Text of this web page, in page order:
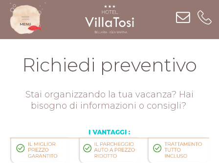
MENU
Richiedi preventivo
Stai organizzando la tua vacanza? Hai
bisogno di informazioni o consigli?